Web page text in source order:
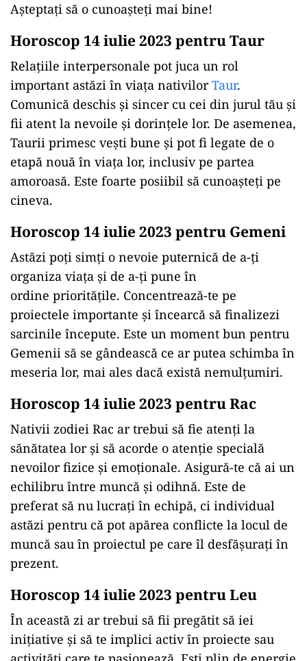
Așteptați să o cunoașteți mai bine!
Horoscop 14 iulie 2023 pentru Taur
Relațiile interpersonale pot juca un rol
important astăzi în viața nativilorTaur.
Comunică deschis și sincer cu cei din jurul tău și
fii atent la nevoile și dorințele lor. De asemenea,
Taurii primesc veşti bune și pot fi legate de o
etapă nouă în viața lor, inclusiv pe partea
amoroasă. Este foarte posiibil să cunoașteți pe
cineva.
Horoscop 14 iulie 2023 pentru Gemeni
Astăzi poți simți o nevoie puternică de a-ți
organiza viața și de a-ți pune în
ordine prioritățile. Concentrează-te pe
proiectele importante și încearcă să finalizezi
sarcinile începute. Este un moment bun pentru
Gemenii să se gândească ce ar putea schimba în
meseria lor, mai ales dacă există nemulțumiri.
Horoscop 14 iulie 2023 pentru Rac
Nativii zodiei Rac ar trebui să fie atenţi la
sănătatea lor și să acorde o atenție specială
nevoilor fizice și emoționale. Asigură-te că ai un
echilibru între muncă și odihnă. Este de
preferat să nu lucrați în echipă, ci individual
astăzi pentru că pot apărea conflicte la locul de
muncă sau în proiectul pe care îl desfășurați în
prezent.
Horoscop 14 iulie 2023 pentru Leu
În această zi ar trebui să fii pregătit să iei
inițiative și să te implici activ în proiecte sau